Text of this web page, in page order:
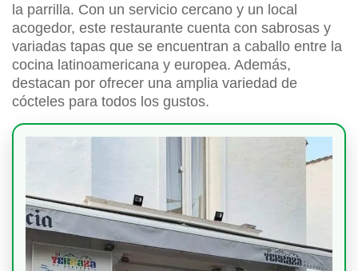
la parrilla. Con un servicio cercano y un local
acogedor, este restaurante cuenta con sabrosas y
variadas tapas que se encuentran a caballo entre la
cocina latinoamericana y europea. Además,
destacan por ofrecer una amplia variedad de
cócteles para todos los gustos.